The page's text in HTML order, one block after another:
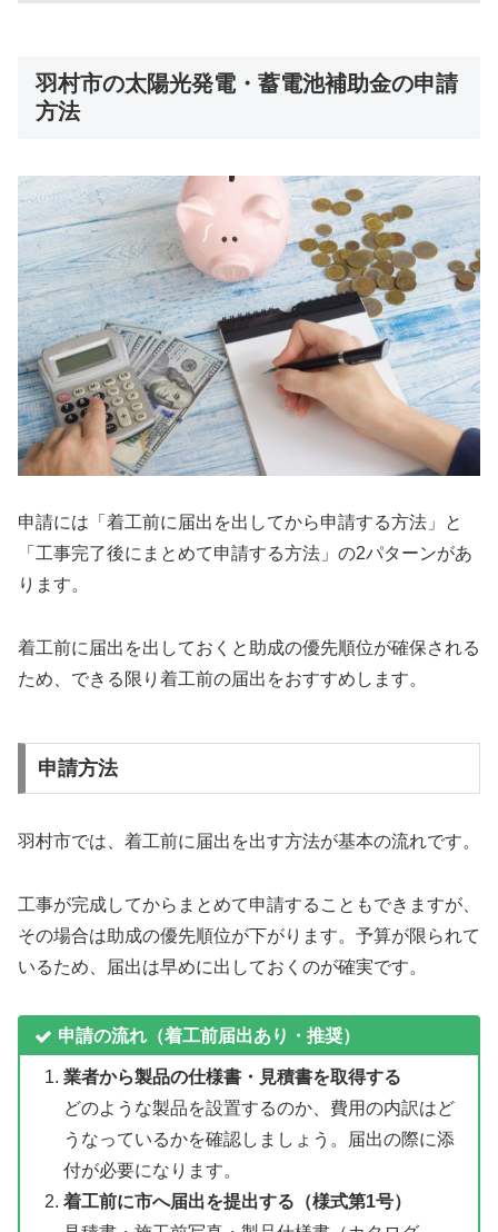
羽村市の太陽光発電・蓄電池補助金の申請
方法
申請には「着工前に届出を出してから申請する方法」と
「工事完了後にまとめて申請する方法」の2パターンがあ
ります。
着工前に届出を出しておくと助成の優先順位が確保される
ため、できる限り着工前の届出をおすすめします。
申請方法
羽村市では、着工前に届出を出す方法が基本の流れです。
工事が完成してからまとめて申請することもできますが、
その場合は助成の優先順位が下がります。予算が限られて
いるため、届出は早めに出しておくのが確実です。
申請の流れ（着工前届出あり・推奨）
業者から製品の仕様書・見積書を取得する
どのような製品を設置するのか、費用の内訳はど
うなっているかを確認しましょう。届出の際に添
付が必要になります。
着工前に市へ届出を提出する（様式第1号）